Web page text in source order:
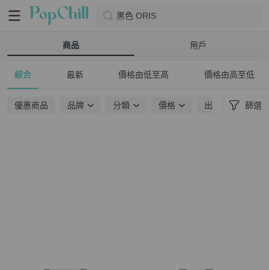
黑色 ORIS
商品 用戶
綜合 最新 價格由低至高 價格由高至低
優惠商品 品牌 分類 價格 出貨地點 篩選